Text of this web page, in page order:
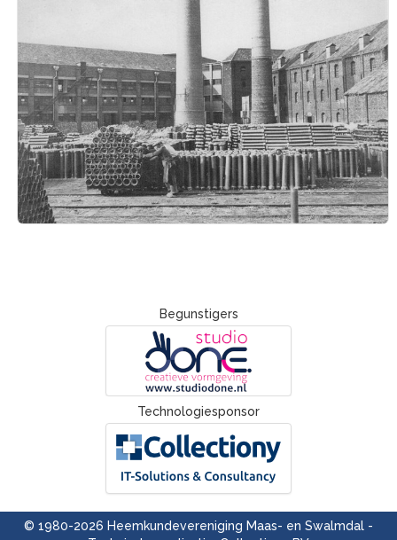
Begunstigers
Technologiesponsor
© 1980-2026 Heemkundevereniging Maas- en Swalmdal -